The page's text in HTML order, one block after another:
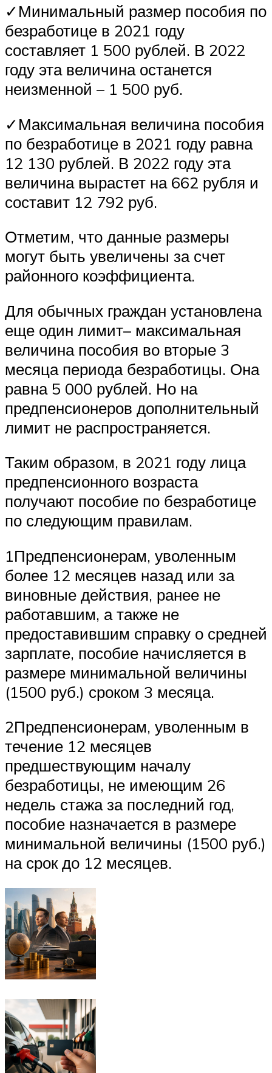
✓Минимальный размер пособия по
безработице в 2021 году
составляет 1 500 рублей. В 2022
году эта величина останется
неизменной – 1 500 руб.
✓Максимальная величина пособия
по безработице в 2021 году равна
12 130 рублей. В 2022 году эта
величина вырастет на 662 рубля и
составит 12 792 руб.
Отметим, что данные размеры
могут быть увеличены за счет
районного коэффициента.
Для обычных граждан установлена
еще один лимит– максимальная
величина пособия во вторые 3
месяца периода безработицы. Она
равна 5 000 рублей. Но на
предпенсионеров дополнительный
лимит не распространяется.
Таким образом, в 2021 году лица
предпенсионного возраста
получают пособие по безработице
по следующим правилам.
1Предпенсионерам, уволенным
более 12 месяцев назад или за
виновные действия, ранее не
работавшим, а также не
предоставившим справку о средней
зарплате, пособие начисляется в
размере минимальной величины
(1500 руб.) сроком 3 месяца.
2Предпенсионерам, уволенным в
течение 12 месяцев
предшествующим началу
безработицы, не имеющим 26
недель стажа за последний год,
пособие назначается в размере
минимальной величины (1500 руб.)
на срок до 12 месяцев.